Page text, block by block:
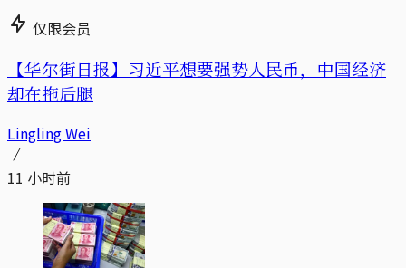
仅限会员
【华尔街日报】习近平想要强势人民币，中国经济
却在拖后腿
Lingling Wei
11 小时前